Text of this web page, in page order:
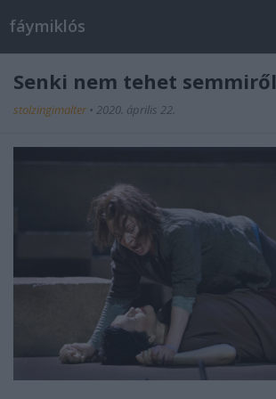
fáymiklós
Senki nem tehet semmiről
stolzingimalter • 2020. április 22.